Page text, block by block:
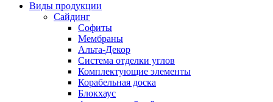
Виды продукции
Сайдинг
Софиты
Мембраны
Альта-Декор
Система отделки углов
Комплектующие элементы
Корабельная доска
Блокхаус